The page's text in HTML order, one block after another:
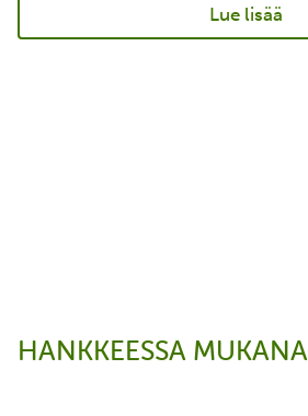
Lue lisää
HANKKEESSA MUKANA